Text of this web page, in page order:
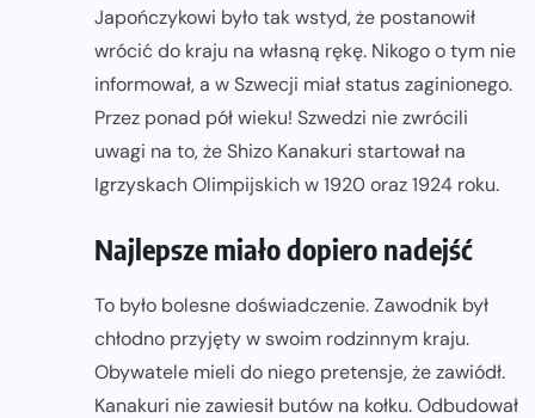
Japończykowi było tak wstyd, że postanowił
wrócić do kraju na własną rękę. Nikogo o tym nie
informował, a w Szwecji miał status zaginionego.
Przez ponad pół wieku! Szwedzi nie zwrócili
uwagi na to, że Shizo Kanakuri startował na
Igrzyskach Olimpijskich w 1920 oraz 1924 roku.
Najlepsze miało dopiero nadejść
To było bolesne doświadczenie. Zawodnik był
chłodno przyjęty w swoim rodzinnym kraju.
Obywatele mieli do niego pretensje, że zawiódł.
Kanakuri nie zawiesił butów na kołku. Odbudował